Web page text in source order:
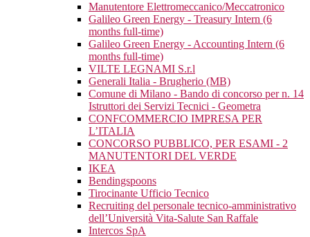
Manutentore Elettromeccanico/Meccatronico
Galileo Green Energy - Treasury Intern (6
months full-time)
Galileo Green Energy - Accounting Intern (6
months full-time)
VILTE LEGNAMI S.r.l
Generali Italia - Brugherio (MB)
Comune di Milano - Bando di concorso per n. 14
Istruttori dei Servizi Tecnici - Geometra
CONFCOMMERCIO IMPRESA PER
L’ITALIA
CONCORSO PUBBLICO, PER ESAMI - 2
MANUTENTORI DEL VERDE
IKEA
Bendingspoons
Tirocinante Ufficio Tecnico
Recruiting del personale tecnico-amministrativo
dell’Università Vita-Salute San Raffale
Intercos SpA